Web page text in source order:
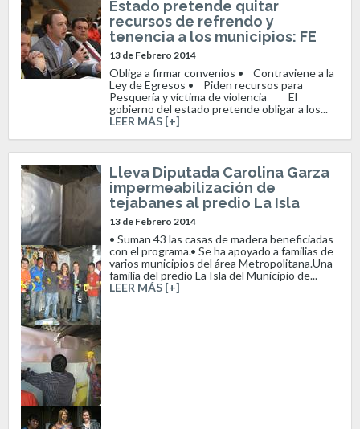
Estado pretende quitar
recursos de refrendo y
tenencia a los municipios: FE
13 de Febrero 2014
Obliga a firmar convenios • Contraviene a la
Ley de Egresos • Piden recursos para
Pesquería y víctima de violencia El
gobierno del estado pretende obligar a los...
LEER MÁS [+]
Lleva Diputada Carolina Garza
impermeabilización de
tejabanes al predio La Isla
13 de Febrero 2014
• Suman 43 las casas de madera beneficiadas
con el programa.• Se ha apoyado a familias de
varios municipios del área Metropolitana.Una
familia del predio La Isla del Municipio de...
LEER MÁS [+]